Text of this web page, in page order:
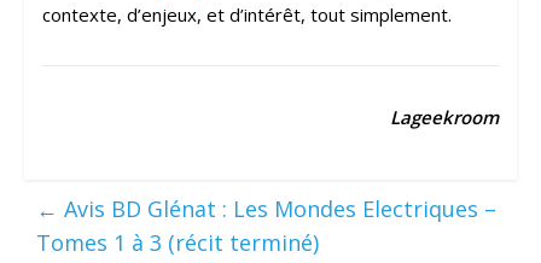
contexte, d’enjeux, et d’intérêt, tout simplement.
Lageekroom
← Avis BD Glénat : Les Mondes Electriques –
Tomes 1 à 3 (récit terminé)